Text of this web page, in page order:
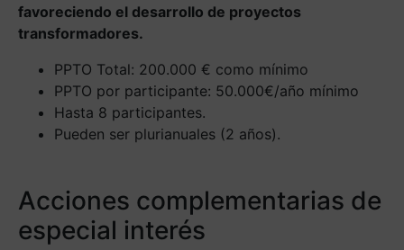
favoreciendo el desarrollo de proyectos
transformadores.
PPTO Total: 200.000 € como mínimo
PPTO por participante: 50.000€/año mínimo
Hasta 8 participantes.
Pueden ser plurianuales (2 años).
Acciones complementarias de
especial interés